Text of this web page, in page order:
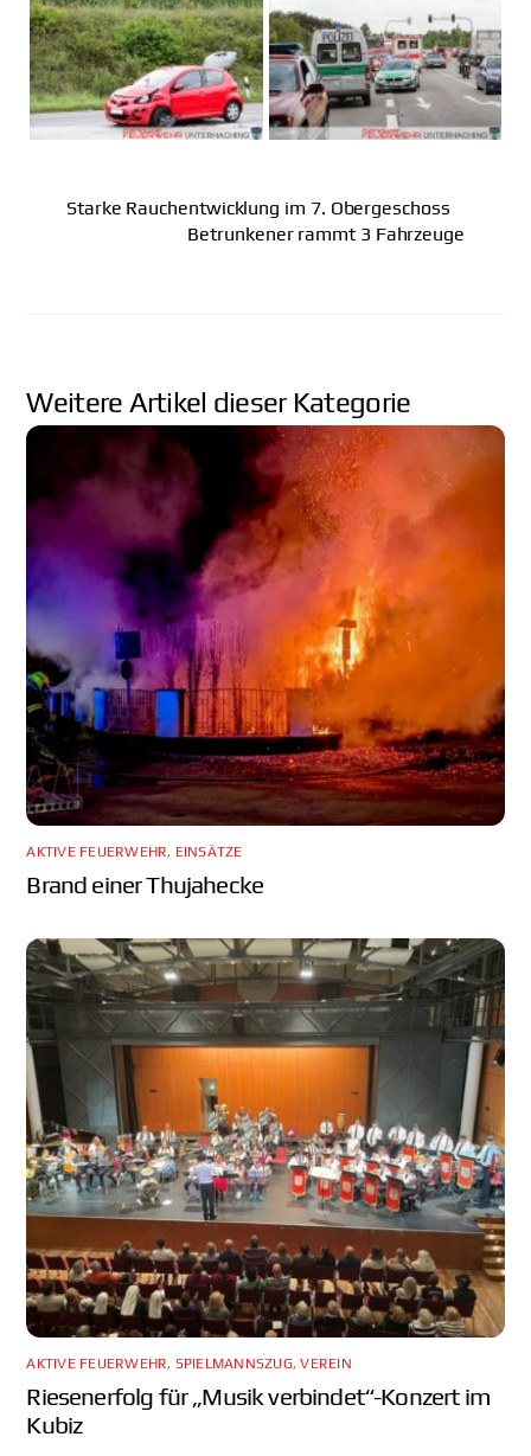
Starke Rauchentwicklung im 7. Obergeschoss
Betrunkener rammt 3 Fahrzeuge
AKTIVE FEUERWEHR, EINSÄTZE
Brand einer Thujahecke
AKTIVE FEUERWEHR, SPIELMANNSZUG,VEREIN
Riesenerfolg für „Musik verbindet“-Konzert im
Kubiz